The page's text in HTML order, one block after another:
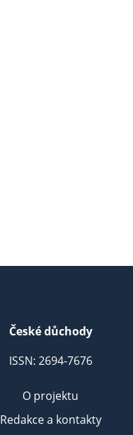
České důchody
ISSN: 2694-7676
O projektu
Redakce a kontakty